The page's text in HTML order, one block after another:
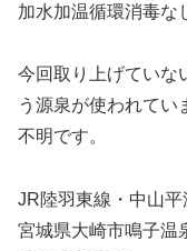
加水加温循環消毒な
今回取り上げていな
う源泉が使われてい
不明です。
JR陸羽東線・中山平
宮城県大崎市鳴子